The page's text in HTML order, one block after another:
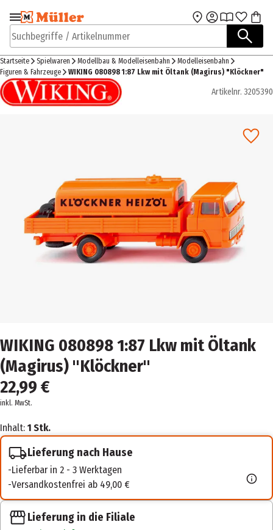
Zur Navigation
springen
Zum Hauptinhalt
Suchbegriffe / Artikelnummer
Startseite Spielwaren Modellbau & Modelleisenbahn
Modelleisenbahn
Figuren & Fahrzeuge
WIKING 080898 1:87 Lkw mit Öltank (Magirus) "Klöckner"
Artikelnr. 3205390
WIKING 080898 1:87 Lkw mit Öltank
(Magirus) "Klöckner"
22,99 €
inkl. MwSt.
Inhalt: 1 Stk.
Lieferung nach Hause
Lieferbar in 2 - 3 Werktagen
Versandkostenfrei ab 49,00 €
Lieferung in die Filiale